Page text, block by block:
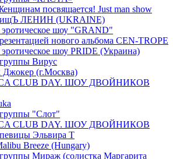
посвящается! Just man show
ЛЕНИН (UKRAINE)
шоу "GRAND"
нового альбома CEN-TROPE
шоу PRIDE (Украина)
Вирус
(г.Москва)
CLUB DAY. ШОУ ДВОЙНИКОВ
"Слот"
CLUB DAY. ШОУ ДВОЙНИКОВ
Эльвира Т
Breeze (Hungary)
Мираж (солистка Маргарита